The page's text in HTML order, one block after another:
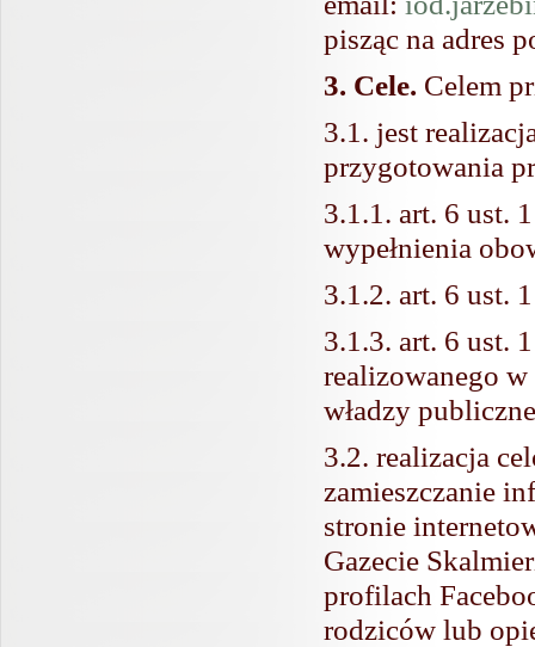
pisząc na adres
3. Cele. Celem
3.1. jest
przygotowania
3.1.1. art. 6 ust.
wypełnienia
3.1.2. art. 6 ust.
3.1.3. art. 6 ust.
realizowanego
władzy
3.2. realizacja
zamieszczanie
stronie
Gazecie
profilach
rodziców lub